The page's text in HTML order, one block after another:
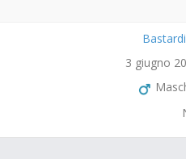
3 giugno